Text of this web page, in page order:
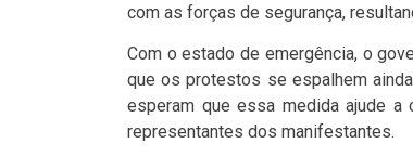
com as forças de segurança,
Com o estado de emergência, o
que os protestos se espalhem
esperam que essa medida ajude
representantes dos manifestantes.